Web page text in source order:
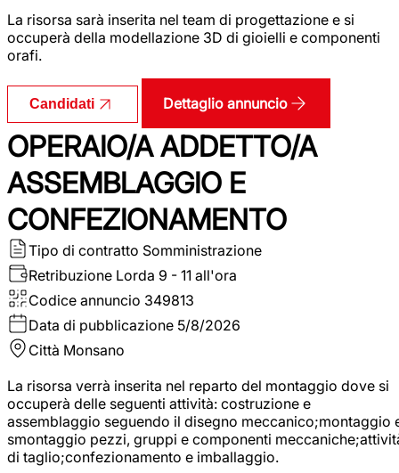
La risorsa sarà inserita nel team di progettazione e si
occuperà della modellazione 3D di gioielli e componenti
orafi.
Candidati Dettaglio annuncio
OPERAIO/A ADDETTO/A
ASSEMBLAGGIO E
CONFEZIONAMENTO
Tipo di contratto Somministrazione
Retribuzione Lorda 9 - 11 all'ora
Codice annuncio 349813
Data di pubblicazione 5/8/2026
Città Monsano
La risorsa verrà inserita nel reparto del montaggio dove si
occuperà delle seguenti attività: costruzione e
assemblaggio seguendo il disegno meccanico;montaggio
smontaggio pezzi, gruppi e componenti
di taglio;confezionamento e imballaggio.